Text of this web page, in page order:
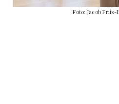
Foto: Jacob Friis-